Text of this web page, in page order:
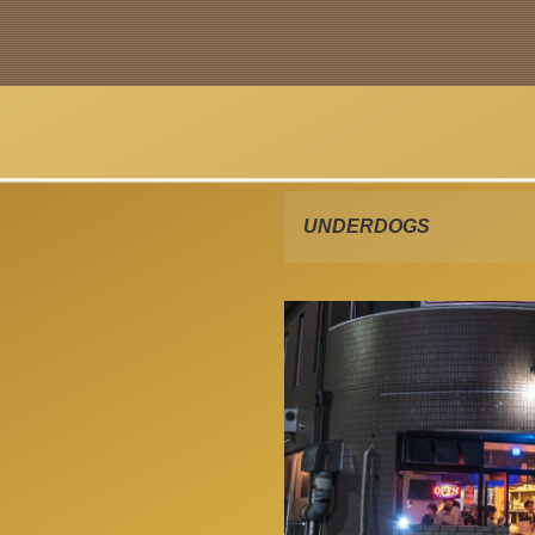
UNDERDOGS